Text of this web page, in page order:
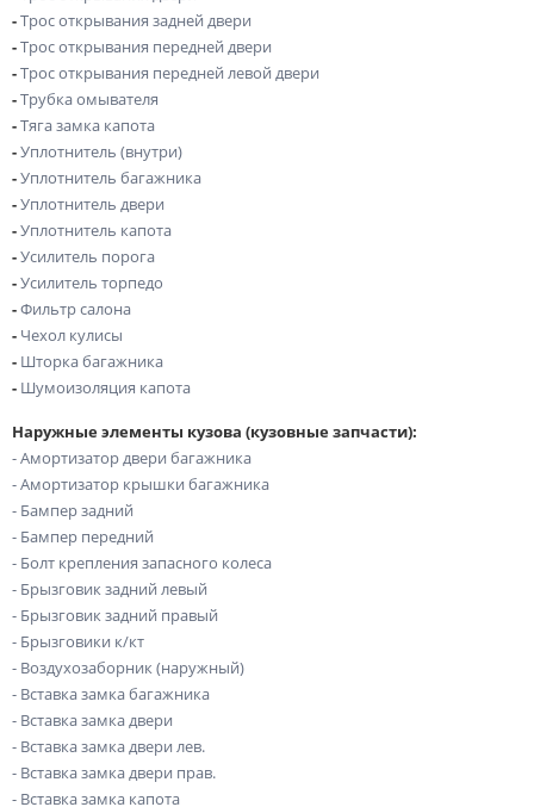
-Трос открывания задней двери
-Трос открывания передней двери
-Трос открывания передней левой двери
-Трубка омывателя
-Тяга замка капота
-Уплотнитель (внутри)
-Уплотнитель багажника
-Уплотнитель двери
-Уплотнитель капота
-Усилитель порога
-Усилитель торпедо
-Фильтр салона
- Чехол кулисы
- Шторка багажника
- Шумоизоляция капота
Наружные элементы кузова (кузовные запчасти):
- Амортизатор двери багажника
- Амортизатор крышки багажника
- Бампер задний
- Бампер передний
- Болт крепления запасного колеса
- Брызговик задний левый
- Брызговик задний правый
- Брызговики к/кт
- Воздухозаборник (наружный)
- Вставка замка багажника
- Вставка замка двери
- Вставка замка двери лев.
- Вставка замка двери прав.
- Вставка замка капота